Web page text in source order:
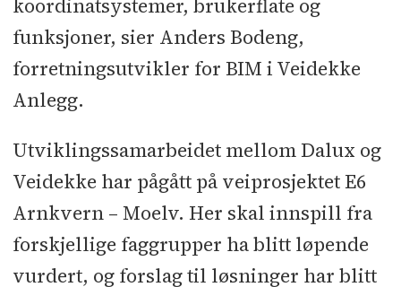
koordinatsystemer, brukerflate og
funksjoner, sier Anders Bodeng,
forretningsutvikler for BIM i Veidekke
Anlegg.
Utviklingssamarbeidet mellom Dalux og
Veidekke har pågått på veiprosjektet E6
Arnkvern – Moelv. Her skal innspill fra
forskjellige faggrupper ha blitt løpende
vurdert, og forslag til løsninger har blitt